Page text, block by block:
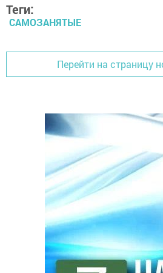
Теги:
САМОЗАНЯТЫЕ
Перейти на страницу